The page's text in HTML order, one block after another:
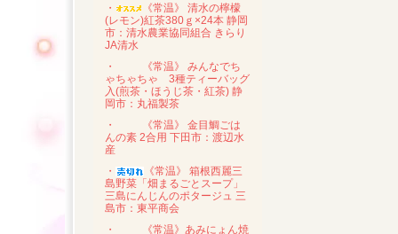
・
《常温》 清水の檸檬
(レモン)紅茶380ｇ×24本 静岡
市：清水農業協同組合 きらり
JA清水
・
《常温》 みんなでち
ゃちゃちゃ 3種ティーバッグ
入(煎茶・ほうじ茶・紅茶) 静
岡市：丸福製茶
・
《常温》 金目鯛ごは
んの素 2合用 下田市：渡辺水
産
・
《常温》 箱根西麗三
島野菜「畑まるごとスープ」
三島にんじんのポタージュ 三
島市：東平商会
・
《常温》あみにょん焼